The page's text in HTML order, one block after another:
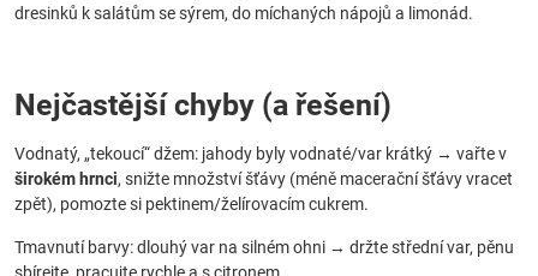
dresinků k salátům se sýrem, do míchaných nápojů a limonád.
Nejčastější chyby (a řešení)
Vodnatý, „tekoucí“ džem: jahody byly vodnaté/var krátký → vařte v
širokém hrnci, snižte množství šťávy (méně macerační šťávy vracet
zpět), pomozte si pektinem/želírovacím cukrem.
Tmavnutí barvy: dlouhý var na silném ohni → držte střední var, pěnu